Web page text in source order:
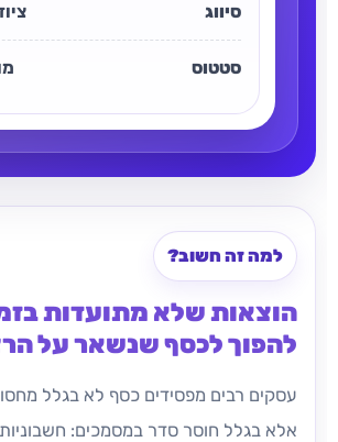
סיווג
סטטוס
למה זה חשוב?
הוצאות שלא מתועדות
להפוך לכסף שנשאר על
עסקים רבים מפסידים כסף לא בגלל
אלא בגלל חוסר סדר במסמכים: